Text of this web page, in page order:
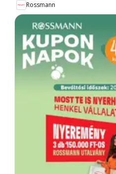
Rossmann